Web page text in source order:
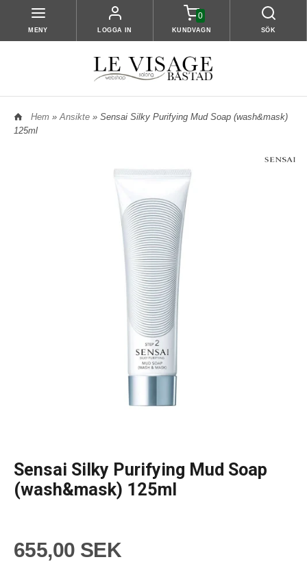
MENY LOGGA IN
0
KUNDVAGN SÖK
Hem » Ansikte » Sensai Silky Purifying Mud Soap (wash&mask)
125ml
Sensai Silky Purifying Mud Soap
(wash&mask) 125ml
655,00 SEK